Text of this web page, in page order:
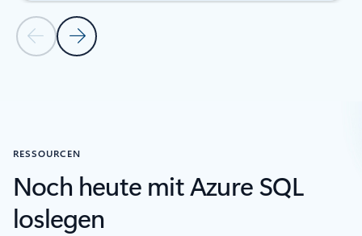
Vorherige FolieNächste Folie
RESSOURCEN
Noch heute mit Azure SQL
loslegen